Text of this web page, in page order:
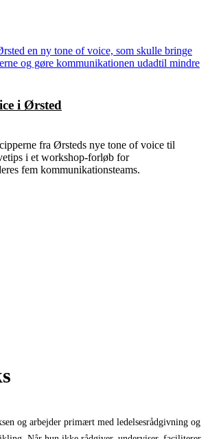
i Ørsted
fra Ørsteds nye tone of voice til
i et workshop-forløb for
fem kommunikationsteams.
og arbejder primært med ledelsesrådgivning og